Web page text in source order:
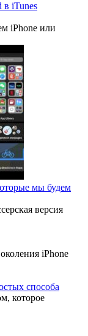
в iTunes
iPhone или
мы будем
версия
iPhone
способа
которое